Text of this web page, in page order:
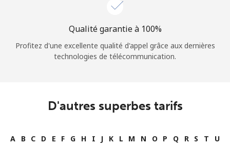
Qualité garantie à 100%
Profitez d'une excellente qualité d'appel grâce aux dernières
technologies de télécommunication.
D'autres superbes tarifs
A B C D E F G H I J K L M N O P Q R S T
U